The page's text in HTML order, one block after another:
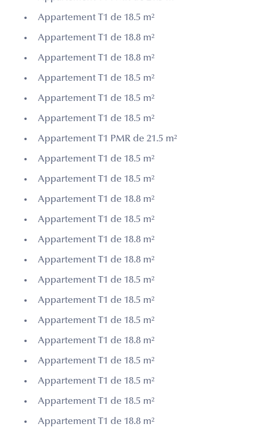
Appartement T1 de 18.5 m²
Appartement T1 de 18.8 m²
Appartement T1 de 18.8 m²
Appartement T1 de 18.5 m²
Appartement T1 de 18.5 m²
Appartement T1 de 18.5 m²
Appartement T1 PMR de 21.5 m²
Appartement T1 de 18.5 m²
Appartement T1 de 18.5 m²
Appartement T1 de 18.8 m²
Appartement T1 de 18.5 m²
Appartement T1 de 18.8 m²
Appartement T1 de 18.8 m²
Appartement T1 de 18.5 m²
Appartement T1 de 18.5 m²
Appartement T1 de 18.5 m²
Appartement T1 de 18.8 m²
Appartement T1 de 18.5 m²
Appartement T1 de 18.5 m²
Appartement T1 de 18.5 m²
Appartement T1 de 18.8 m²